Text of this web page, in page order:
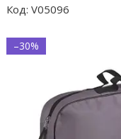
V05096
–30%